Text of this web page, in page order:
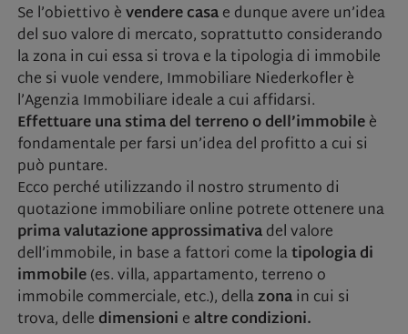
Se l’obiettivo èvendere casae dunque avere un’idea
del suo valore di mercato, soprattutto considerando
la zona in cui essa si trova e la tipologia di immobile
che si vuole vendere, Immobiliare Niederkofler è
l’Agenzia Immobiliare ideale a cui affidarsi.
Effettuare una stima del terreno o dell’immobileè
fondamentale per farsi un’idea del profitto a cui si
può puntare.
Ecco perché utilizzando il nostro strumento di
quotazione immobiliare online potrete ottenere una
prima valutazione approssimativadel valore
dell’immobile, in base a fattori come latipologia di
immobile(es. villa, appartamento, terreno o
immobile commerciale, etc.), dellazonain cui si
trova, delledimensioni e altre condizioni.